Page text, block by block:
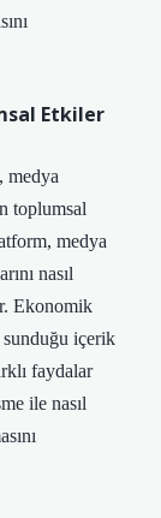
Etkiler
medya
toplumsal
medya
nasıl
Ekonomik
sunduğu içerik
faydalar
ile nasıl